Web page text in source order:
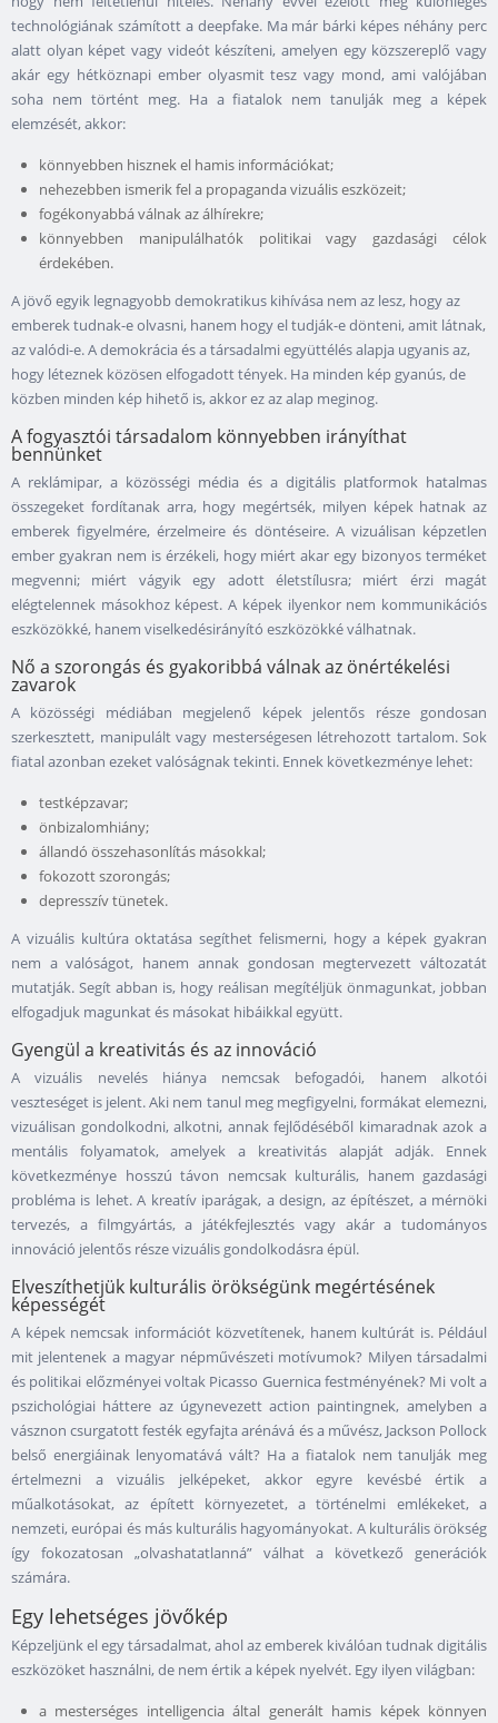
technológiának számított a deepfake. Ma már bárki képes néhány perc
alatt olyan képet vagy videót készíteni, amelyen egy közszereplő vagy
akár egy hétköznapi ember olyasmit tesz vagy mond, ami valójában
soha nem történt meg. Ha a fiatalok nem tanulják meg a képek
elemzését, akkor:
könnyebben hisznek el hamis információkat;
nehezebben ismerik fel a propaganda vizuális eszközeit;
fogékonyabbá válnak az álhírekre;
könnyebben manipulálhatók politikai vagy gazdasági célok
érdekében.
A jövő egyik legnagyobb demokratikus kihívása nem az lesz, hogy az
emberek tudnak-e olvasni, hanem hogy el tudják-e dönteni, amit látnak,
az valódi-e. A demokrácia és a társadalmi együttélés alapja ugyanis az,
hogy léteznek közösen elfogadott tények. Ha minden kép gyanús, de
közben minden kép hihető is, akkor ez az alap meginog.
A fogyasztói társadalom könnyebben irányíthat
bennünket
A reklámipar, a közösségi média és a digitális platformok hatalmas
összegeket fordítanak arra, hogy megértsék, milyen képek hatnak az
emberek figyelmére, érzelmeire és döntéseire. A vizuálisan képzetlen
ember gyakran nem is érzékeli, hogy miért akar egy bizonyos terméket
megvenni; miért vágyik egy adott életstílusra; miért érzi magát
elégtelennek másokhoz képest. A képek ilyenkor nem kommunikációs
eszközökké, hanem viselkedésirányító eszközökké válhatnak.
Nő a szorongás és gyakoribbá válnak az önértékelési
zavarok
A közösségi médiában megjelenő képek jelentős része gondosan
szerkesztett, manipulált vagy mesterségesen létrehozott tartalom. Sok
fiatal azonban ezeket valóságnak tekinti. Ennek következménye lehet:
testképzavar;
önbizalomhiány;
állandó összehasonlítás másokkal;
fokozott szorongás;
depresszív tünetek.
A vizuális kultúra oktatása segíthet felismerni, hogy a képek gyakran
nem a valóságot, hanem annak gondosan megtervezett változatát
mutatják. Segít abban is, hogy reálisan megítéljük önmagunkat, jobban
elfogadjuk magunkat és másokat hibáikkal együtt.
Gyengül a kreativitás és az innováció
A vizuális nevelés hiánya nemcsak befogadói, hanem alkotói
veszteséget is jelent. Aki nem tanul meg megfigyelni, formákat elemezni,
vizuálisan gondolkodni, alkotni, annak fejlődéséből kimaradnak azok a
mentális folyamatok, amelyek a kreativitás alapját adják. Ennek
következménye hosszú távon nemcsak kulturális, hanem gazdasági
probléma is lehet. A kreatív iparágak, a design, az építészet, a mérnöki
tervezés, a filmgyártás, a játékfejlesztés vagy akár a tudományos
innováció jelentős része vizuális gondolkodásra épül.
Elveszíthetjük kulturális örökségünk megértésének
képességét
A képek nemcsak információt közvetítenek, hanem kultúrát is. Például
mit jelentenek a magyar népművészeti motívumok? Milyen társadalmi
és politikai előzményei voltak Picasso Guernica festményének? Mi volt a
pszichológiai háttere az úgynevezett action paintingnek, amelyben a
vásznon csurgatott festék egyfajta arénává és a művész, Jackson Pollock
belső energiáinak lenyomatává vált? Ha a fiatalok nem tanulják meg
értelmezni a vizuális jelképeket, akkor egyre kevésbé értik a
műalkotásokat, az épített környezetet, a történelmi emlékeket, a
nemzeti, európai és más kulturális hagyományokat. A kulturális örökség
így fokozatosan „olvashatatlanná” válhat a következő generációk
számára.
Egy lehetséges jövőkép
Képzeljünk el egy társadalmat, ahol az emberek kiválóan tudnak digitális
eszközöket használni, de nem értik a képek nyelvét. Egy ilyen világban:
a mesterséges intelligencia által generált hamis képek könnyen